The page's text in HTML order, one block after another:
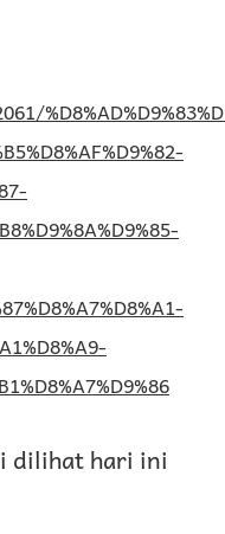
dilihat hari ini